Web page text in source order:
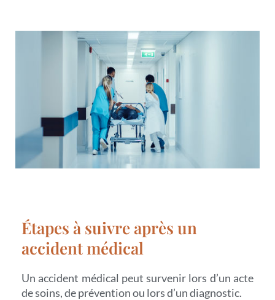
Étapes à suivre après un
accident médical
Un accident médical peut survenir lors d’un acte
de soins, de prévention ou lors d’un diagnostic.